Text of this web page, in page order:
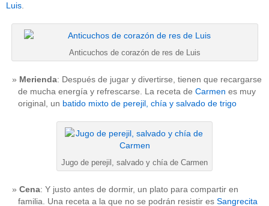
Luis.
Anticuchos de corazón de res de Luis
Merienda: Después de jugar y divertirse, tienen que recargarse
de mucha energía y refrescarse. La receta de Carmen es muy
original, un batido mixto de perejil, chía y salvado de trigo
Jugo de perejil, salvado y chía de Carmen
Cena: Y justo antes de dormir, un plato para compartir en
familia. Una receta a la que no se podrán resistir es Sangrecita